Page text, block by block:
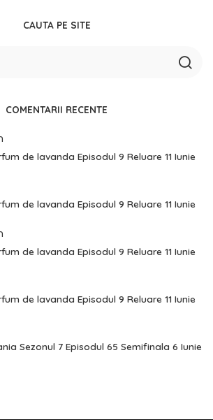
CAUTA PE SITE
COMENTARII RECENTE
de lavanda Episodul 9 Reluare 11 Iunie
de lavanda Episodul 9 Reluare 11 Iunie
de lavanda Episodul 9 Reluare 11 Iunie
de lavanda Episodul 9 Reluare 11 Iunie
Sezonul 7 Episodul 65 Semifinala 6 Iunie